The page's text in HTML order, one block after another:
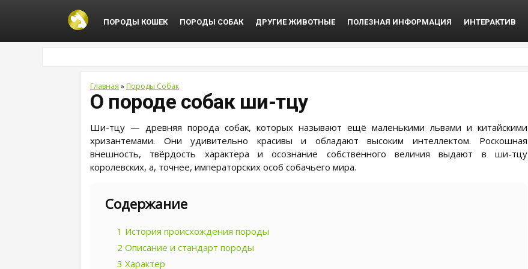
ПОРОДЫ КОШЕК ПОРОДЫ СОБАК ДРУГИЕ ЖИВОТНЫЕ ПОЛЕЗНАЯ ИНФОРМАЦИЯ ИНТЕРАКТИВ
Главная »Породы Собак
О породе собак ши-тцу
Ши-тцу — древняя порода собак, которых называют ещё маленькими львами и китайскими
хризантемами. Они удивительно красивы и обладают высоким интеллектом. Роскошная
внешность, твёрдость характера и осознание собственного величия выдают в ши-тцу
королевских, а, точнее, императорских особ собачьего мира.
Содержание
1 История происхождения породы
2 Описание и стандарт породы
3 Характер